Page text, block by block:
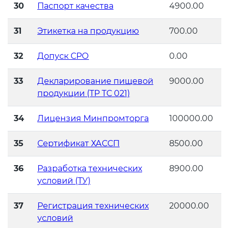
30 Паспорт качества 4900.00
31 Этикетка на продукцию 700.00
32 Допуск СРО 0.00
33
Декларирование пищевой
продукции (ТР ТС 021)
9000.00
34 Лицензия Минпромторга 100000.00
35 Сертификат ХАССП 8500.00
36
Разработка технических
условий (ТУ)
8900.00
37
Регистрация технических
условий
20000.00
019)
регламенты